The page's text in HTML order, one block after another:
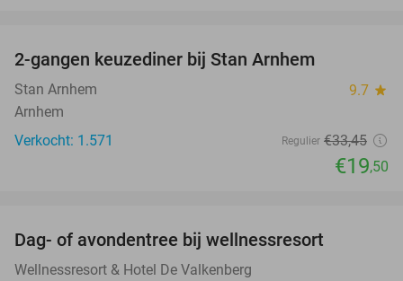
2-gangen keuzediner bij Stan Arnhem
Stan Arnhem 9.7 star
Arnhem
Verkocht: 1.571
Regulier €33,45
€19,50
Dag- of avondentree bij wellnessresort
Wellnessresort & Hotel De Valkenberg